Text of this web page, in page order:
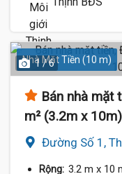
Nhà Mặt Tiền (10 m)
1 / 6
Bán nhà mặt
m² (3.2m x
Đường Số 1,
Rộng: 3.2 m x 10